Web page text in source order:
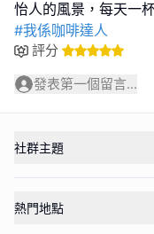
#我係咖啡達人
評分
發表第一個留言...
社群主題
熱門地點